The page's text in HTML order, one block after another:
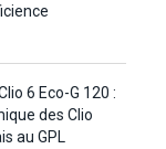
6 Eco-G 120 :
des Clio
au GPL